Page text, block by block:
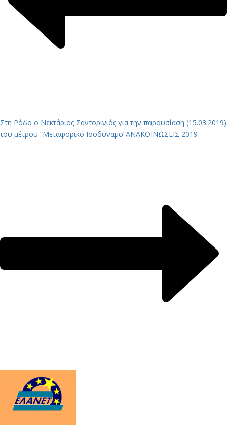
Στη Ρόδο ο Νεκτάριος Σαντορινιός για την παρουσίαση (15.03.2019)
του μέτρου “Μεταφορικό Ισοδύναμο”ΑΝΑΚΟΙΝΩΣΕΙΣ 2019